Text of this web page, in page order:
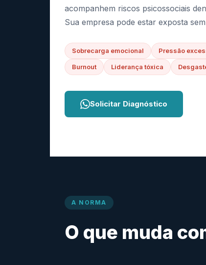
acompanhem riscos psicossociais
Sua empresa pode estar exposta
Sobrecarga emocional Pressão
Burnout Liderança tóxica
Solicitar Diagnóstico
A NORMA
O que muda